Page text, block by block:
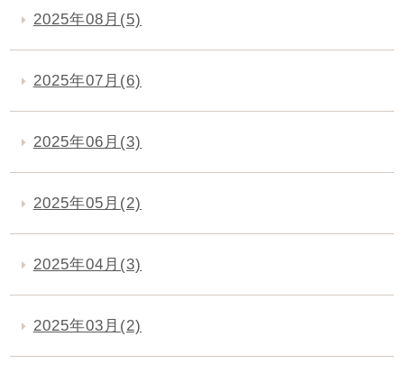
2025年08月(5)
2025年07月(6)
2025年06月(3)
2025年05月(2)
2025年04月(3)
2025年03月(2)